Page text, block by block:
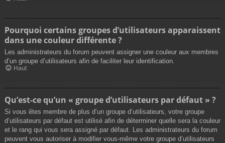
Pourquoi certains groupes d’utilisateurs apparaissent
dans une couleur différente ?
Les administrateurs du forum peuvent assigner une couleur aux membres
d’un groupe d’utilisateurs afin de faciliter leur identification.
Haut
Qu’est-ce qu’un « groupe d’utilisateurs par défaut » ?
Si vous êtes membre de plus d’un groupe d’utilisateurs, votre groupe
d’utilisateurs par défaut est utilisé afin de déterminer quelle sera la couleur
et le rang qui vous sera assigné par défaut. Les administrateurs du forum
peuvent vous autoriser à modifier vous-même votre groupe d’utilisateurs